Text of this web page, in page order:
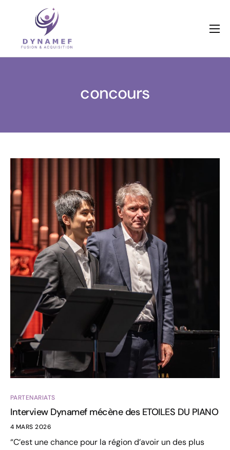
Qui sommes nous ?
Dossiers en cours
Livres blancs
concours
PARTENARIATS
Interview Dynamef mécène des ETOILES DU PIANO
4 MARS 2026
“C’est une chance pour la région d’avoir un des plus